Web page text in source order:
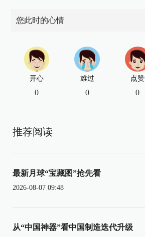
您此时的心情
开心
0
难过
0
点赞
0
推荐阅读
最新月球“宝藏图”抢先看
2026-08-07 09:48
从“中国神器”看中国制造迭代升级